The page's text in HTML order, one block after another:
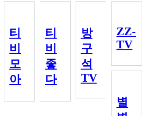
티
비
모
아
티
비
좋
다
방
구
석
TV
ZZ-
TV
별